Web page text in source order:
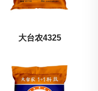
大台农4325